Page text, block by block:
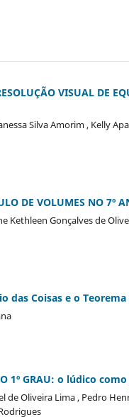
VISUAL DE
Silva Amorim , Kelly
DE VOLUMES NO
Kethleen Gonçalves de
das Coisas e o
1º GRAU: o lúdico
de Oliveira Lima , Pedro